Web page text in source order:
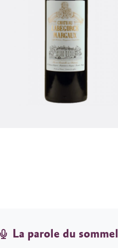
La parole du